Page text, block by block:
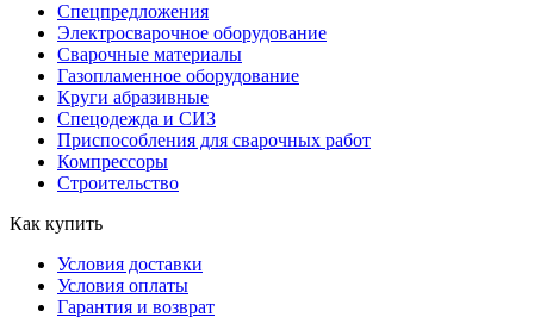
Спецпредложения
Электросварочное оборудование
Сварочные материалы
Газопламенное оборудование
Круги абразивные
Спецодежда и СИЗ
Приспособления для сварочных работ
Компрессоры
Строительство
Как купить
Условия доставки
Условия оплаты
Гарантия и возврат